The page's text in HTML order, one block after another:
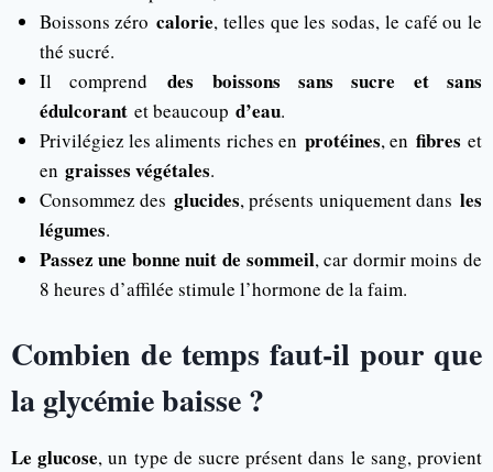
Boissons zéro calorie, telles que les sodas, le café ou le
thé sucré.
Il comprenddes boissons sans sucre et sans
édulcorant et beaucoup d’eau.
Privilégiez les aliments riches en protéines, en fibres et
en graisses végétales.
Consommez des glucides, présents uniquement dansles
légumes.
Passez une bonne nuit de sommeil, car dormir moins de
8 heures d’affilée stimule l’hormone de la faim.
Combien de temps faut-il pour que
la glycémie baisse ?
Le glucose, un type de sucre présent dans le sang, provient